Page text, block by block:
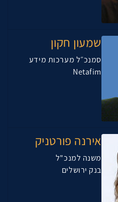
שמעון חקון
סמנכ״ל מערכות מידע
Netafim
אירנה פורטניק
משנה למנכ"ל
בנק ירושלים